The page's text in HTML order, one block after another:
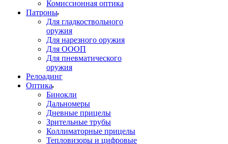
Комиссионная оптика
Патроны
Для гладкоствольного
оружия
Для нарезного оружия
Для ОООП
Для пневматического
оружия
Релоадинг
Оптика
Бинокли
Дальномеры
Дневные прицелы
Зрительные трубы
Коллиматорные прицелы
Тепловизоры и цифровые